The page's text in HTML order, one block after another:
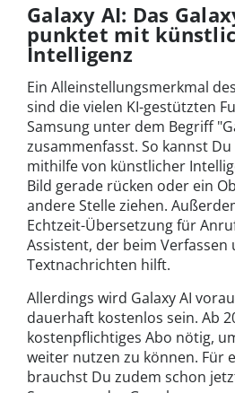
Galaxy AI: Das
punktet mit
Intelligenz
Ein Alleinstellungsmerkmal
sind die vielen KI-gestützten
Samsung unter dem Begriff
zusammenfasst. So kannst
mithilfe von künstlicher
Bild gerade rücken oder ein
andere Stelle ziehen.
Echtzeit-Übersetzung für
Assistent, der beim
Textnachrichten hilft.
Allerdings wird Galaxy AI
dauerhaft kostenlos sein. Ab
kostenpflichtiges Abo nötig,
weiter nutzen zu können. Für
brauchst Du zudem schon